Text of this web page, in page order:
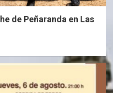
de Peñaranda en Las